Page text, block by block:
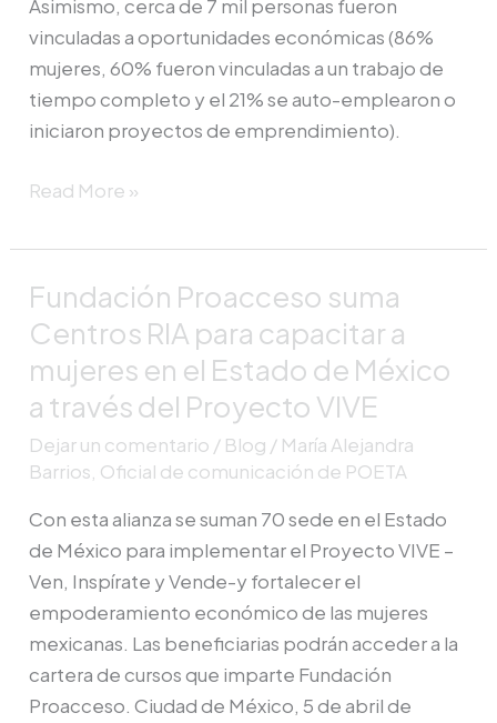
Asimismo, cerca de 7 mil personas fueron
vinculadas a oportunidades económicas (86%
mujeres, 60% fueron vinculadas a un trabajo de
tiempo completo y el 21% se auto-emplearon o
iniciaron proyectos de emprendimiento).
Read More »
Fundación Proacceso suma
Centros RIA para capacitar a
mujeres en el Estado de México
a través del Proyecto VIVE
Dejar un comentario / Blog / María Alejandra
Barrios, Oficial de comunicación de POETA
Con esta alianza se suman 70 sede en el Estado
de México para implementar el Proyecto VIVE –
Ven, Inspírate y Vende-y fortalecer el
empoderamiento económico de las mujeres
mexicanas. Las beneficiarias podrán acceder a la
cartera de cursos que imparte Fundación
Proacceso. Ciudad de México, 5 de abril de
Fundación
Proacceso
suma
Centros
RIA
para
capacitar
a
mujeres
en
el
Estado
de
México